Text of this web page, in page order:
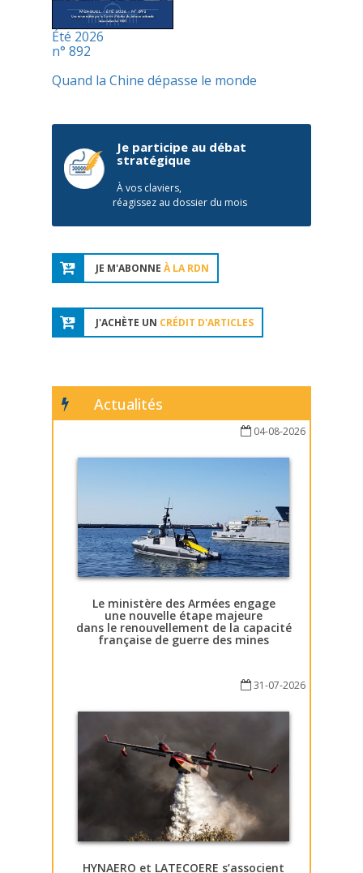
Été 2026
n° 892
Quand la Chine dépasse le monde
Je participe au débat
stratégique
À vos claviers,
réagissez au dossier du mois
JE M'ABONNE À LA RDN
J'ACHÈTE UN CRÉDIT D'ARTICLES
Actualités
04-08-2026
Le ministère des Armées engage
une nouvelle étape majeure
dans le renouvellement de la capacité
française de guerre des mines
31-07-2026
HYNAERO et LATECOERE s’associent